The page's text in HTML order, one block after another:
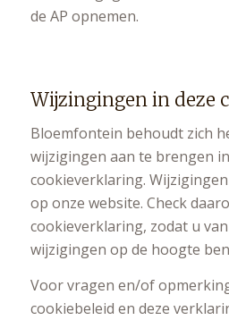
de AP opnemen.
Wijzingingen in deze
Bloemfontein behoudt zich
wijzigingen aan te brengen
cookieverklaring.
op onze website. Check
cookieverklaring, zodat u
wijzigingen op de hoogte
Voor vragen en/of
cookiebeleid en deze